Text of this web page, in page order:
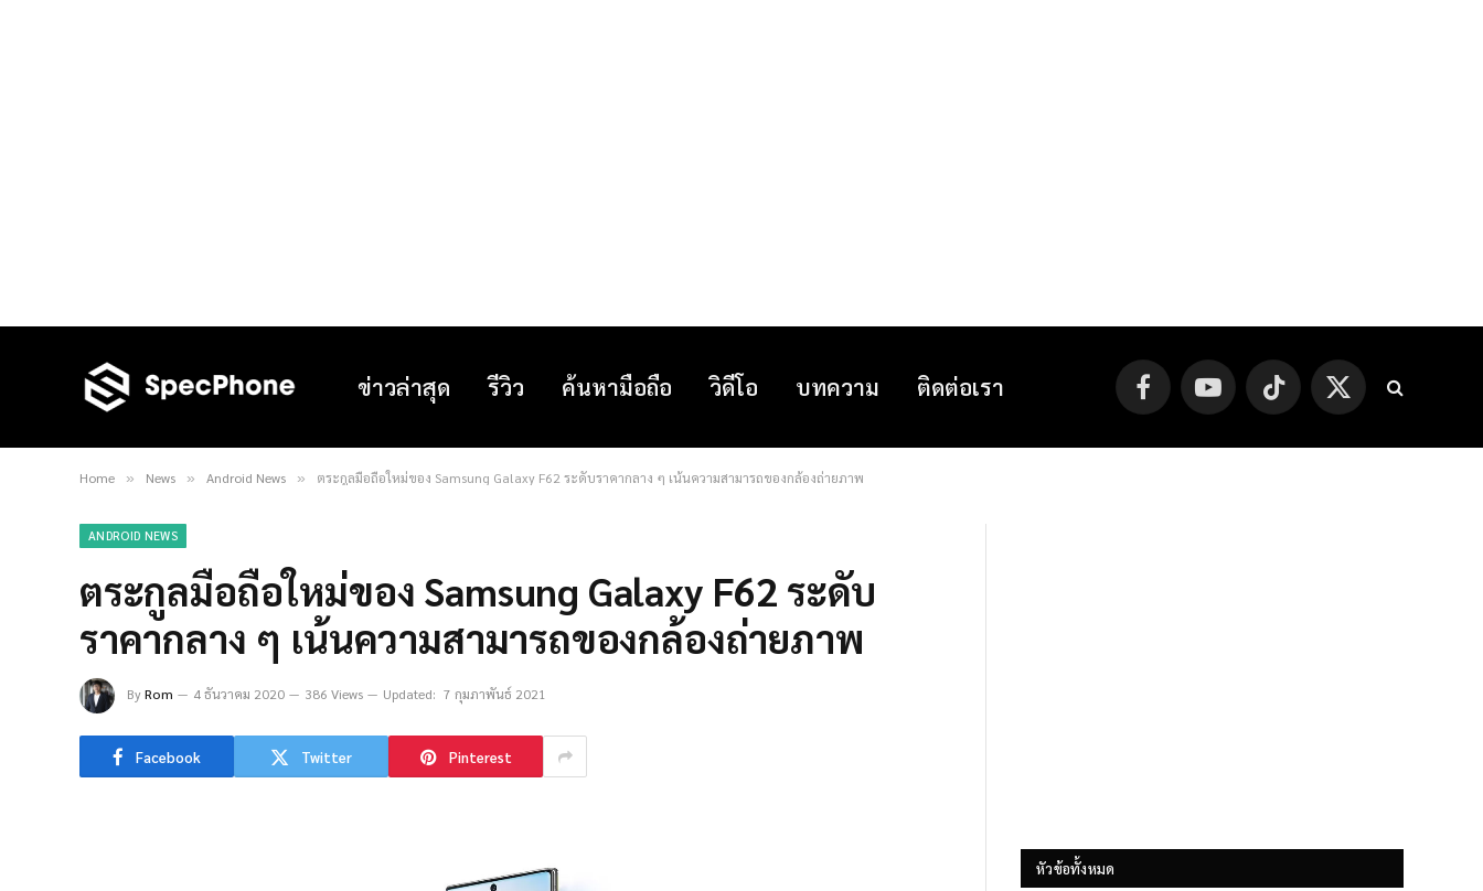
ข่าวล่าสุด รีวิว ค้นหามือถือ วิดีโอ บทความ ติดต่อเรา FacebookYouTube TikTok
X
(Twitter)
Home » News » Android News » ตระกูลมือถือใหม่ของ Samsung Galaxy F62 ระดับราคากลาง ๆ เน้นความสามารถของกล้องถ่ายภาพ
ANDROID NEWS
ตระกูลมือถือใหม่ของ Samsung Galaxy F62 ระดับ
ราคากลาง ๆ เน้นความสามารถของกล้องถ่ายภาพ
ByRom 4 ธันวาคม 2020 386 Views Updated: 7 กุมภาพันธ์ 2021
Facebook Twitter Pinterest
หัวข้อทั้งหมด